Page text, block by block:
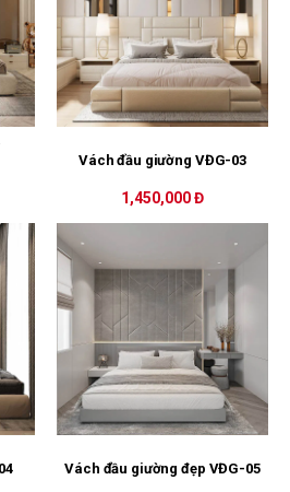
Vách đầu giường VĐG-03
1,450,000 Đ
Vách đầu giường đẹp VĐG-05